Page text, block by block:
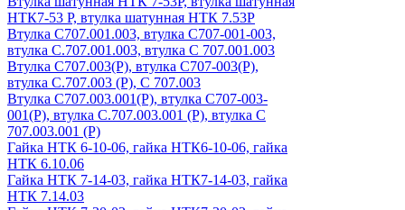
НТК7-53 Р, втулка шатунная НТК 7.53Р
Втулка С707.001.003, втулка С707-001-003,
втулка С.707.001.003, втулка С 707.001.003
Втулка С707.003(Р), втулка С707-003(Р),
втулка С.707.003 (Р), С 707.003
Втулка С707.003.001(Р), втулка С707-003-
001(Р), втулка С.707.003.001 (Р), втулка С
707.003.001 (Р)
Гайка НТК 6-10-06, гайка НТК6-10-06, гайка
НТК 6.10.06
Гайка НТК 7-14-03, гайка НТК7-14-03, гайка
НТК 7.14.03